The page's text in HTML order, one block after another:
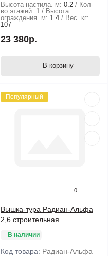
Высота настила. м: 0.2
Кол-
во этажей: 1
Высота
ограждения. м: 1.4
Вес. кг:
107
23 380р.
В корзину
Популярный
0
Вышка-тура Радиан-Альфа
2,6 строительная
В наличии
Код товара: Радиан-Альфа